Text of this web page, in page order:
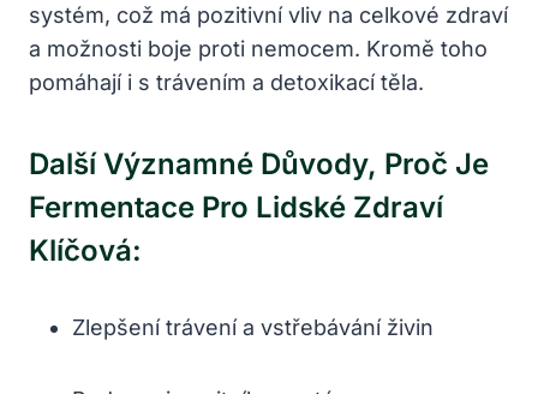
systém, což má pozitivní vliv na celkové zdraví
a možnosti boje proti nemocem. Kromě toho
pomáhají i s trávením a detoxikací těla.
Další Významné Důvody, Proč Je
Fermentace Pro Lidské Zdraví
Klíčová:
Zlepšení trávení a vstřebávání živin